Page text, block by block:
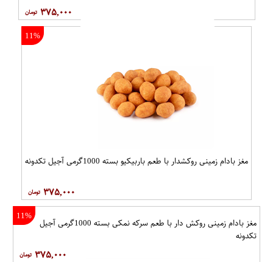
۳۷۵,۰۰۰
11%
مغز بادام زمینی روکشدار با طعم باربیکیو بسته 1000گرمی آجیل تکدونه
۳۷۵,۰۰۰
11%
مغز بادام زمینی روکش دار با طعم سرکه نمکی بسته 1000گرمی آجیل
تکدونه
۳۷۵,۰۰۰